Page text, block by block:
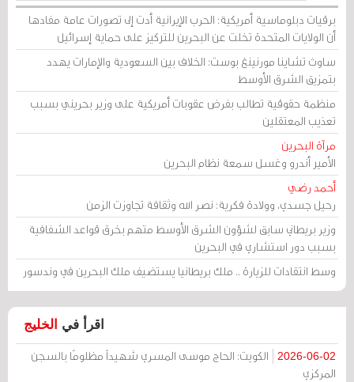
برقيات دبلوماسية أمريكية: الحرب الإيرانية أدت إلى تصورات عامة مفادها
أن الولايات المتحدة تخلت عن البحرين للتركيز على حماية إسرائيل
ساوث تشاينا مورنينغ بوست: الخلاف بين السعودية والإمارات يهدد
بتمزيق الشرق الأوسط
منظمة حقوقية تطالب بفرض عقوبات أمريكية على وزير بحريني بسبب
تعذيب المعتقلين
مرآة البحرين
الأمير أندرو وغسل سمعة نظام البحرين
أحمد رضي
رحيل جسدي، وولادة فكرية: نصر الله وثقافة تجاوزت الزمن
وزير بريطاني سابق لشؤون الشرق الأوسط متهم بخرق قواعد الشفافية
بسبب دور استشاري في البحرين
وسط انتقادات للزيارة .. ملك بريطانيا يستضيف ملك البحرين في وندسور
اقرأ في الخليج
2026-06-02
الكويت: الحاج موسى المسري شهيداً مظلومًا بالسجن
المركزي